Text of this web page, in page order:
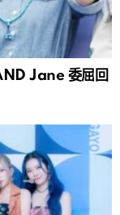
Jane 委屈回